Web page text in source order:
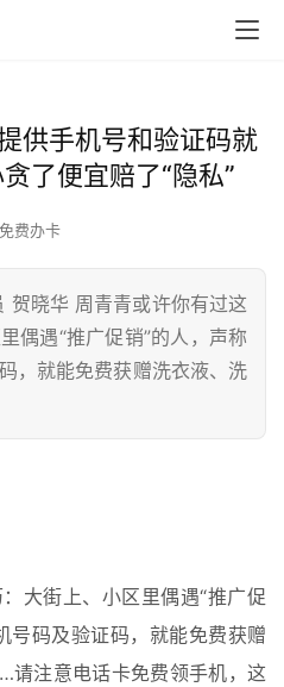
供手机号和验证码就
了便宜赔了“隐私”
免费办卡
贺晓华 周青青或许你有过这
偶遇“推广促销”的人，声称
，就能免费获赠洗衣液、洗
大街上、小区里偶遇“推广促
号码及验证码，就能免费获赠
注意电话卡免费领手机，这